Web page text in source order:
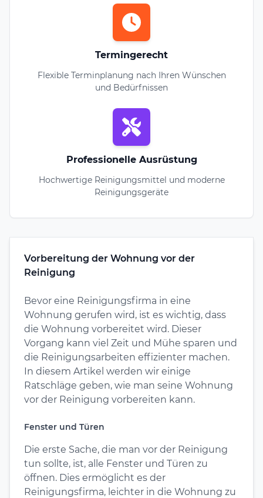
Termingerecht
Flexible Terminplanung nach Ihren Wünschen
und Bedürfnissen
Professionelle Ausrüstung
Hochwertige Reinigungsmittel und moderne
Reinigungsgeräte
Vorbereitung der Wohnung vor der
Reinigung
Bevor eine Reinigungsfirma in eine
Wohnung gerufen wird, ist es wichtig, dass
die Wohnung vorbereitet wird. Dieser
Vorgang kann viel Zeit und Mühe sparen und
die Reinigungsarbeiten effizienter machen.
In diesem Artikel werden wir einige
Ratschläge geben, wie man seine Wohnung
vor der Reinigung vorbereiten kann.
Fenster und Türen
Die erste Sache, die man vor der Reinigung
tun sollte, ist, alle Fenster und Türen zu
öffnen. Dies ermöglicht es der
Reinigungsfirma, leichter in die Wohnung zu